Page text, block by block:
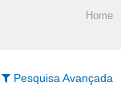
Home
Pesquisa Avançada